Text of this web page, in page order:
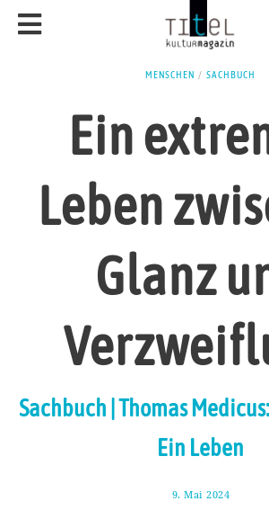
MENSCHEN / SACHBUCH
Ein
Leben
Glanz
Sachbuch | Thomas
Ein Leben
9. Mai 2024